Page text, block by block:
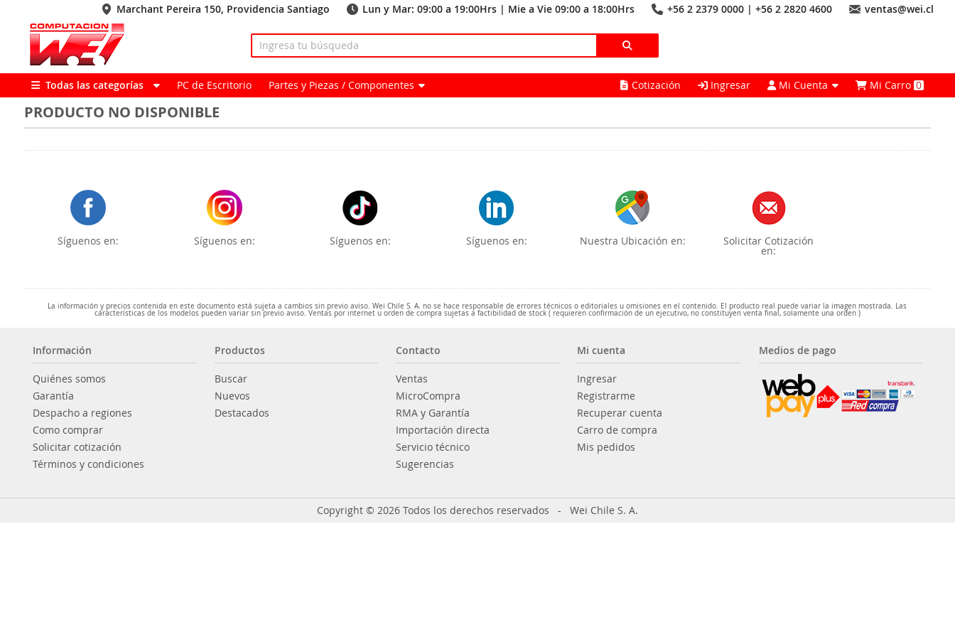
Marchant Pereira 150, Providencia Santiago Lun y Mar: 09:00 a 19:00Hrs | Mie a Vie 09:00 a 18:00Hrs +56 2 2379 0000 | +56 2 2820 4600 ventas@wei.cl
Todas las categorías PC de Escritorio Partes y Piezas / Componentes Cotización Ingresar Mi Cuenta Mi Carro0
PRODUCTO NO DISPONIBLE
Síguenos en: Síguenos en: Síguenos en: Síguenos en: Nuestra Ubicación en: Solicitar Cotización
en:
La información y precios contenida en este documento está sujeta a cambios sin previo aviso. Wei Chile S. A. no se hace responsable de errores técnicos o editoriales u omisiones en el contenido. El producto real puede variar la imagen mostrada. Las
características de los modelos pueden variar sin previo aviso. Ventas por internet u orden de compra sujetas a factibilidad de stock ( requieren confirmación de un ejecutivo, no constituyen venta final, solamente una orden )
Información
Quiénes somos
Garantía
Despacho a regiones
Como comprar
Solicitar cotización
Términos y condiciones
Productos
Buscar
Nuevos
Destacados
Contacto
Ventas
MicroCompra
RMA y Garantía
Importación directa
Servicio técnico
Sugerencias
Mi cuenta
Ingresar
Registrarme
Recuperar cuenta
Carro de compra
Mis pedidos
Medios de pago
Copyright © 2026 Todos los derechos reservados - Wei Chile S. A.